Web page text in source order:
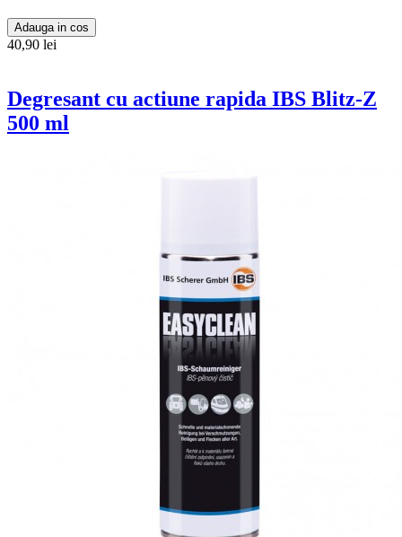
Adauga in cos
40,90 lei
Degresant cu actiune rapida IBS Blitz-Z
500 ml